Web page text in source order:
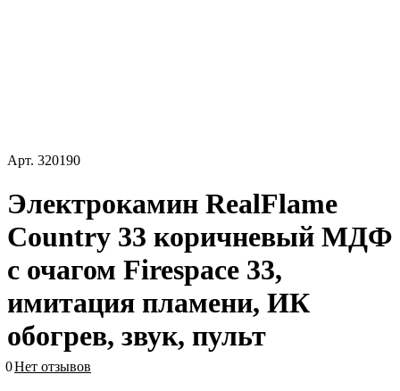
Арт. 320190
Электрокамин RealFlame
Country 33 коричневый МДФ
с очагом Firespace 33,
имитация пламени, ИК
обогрев, звук, пульт
0Нет отзывов